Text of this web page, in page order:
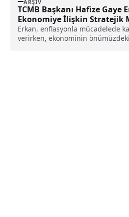
ARŞIV
TCMB Başkanı Hafize Gaye
Ekonomiye İlişkin Stratejik
Erkan, enflasyonla mücadelede
verirken, ekonominin